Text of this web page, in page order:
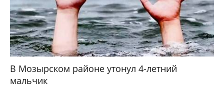
В Мозырском районе утонул 4-летний
мальчик